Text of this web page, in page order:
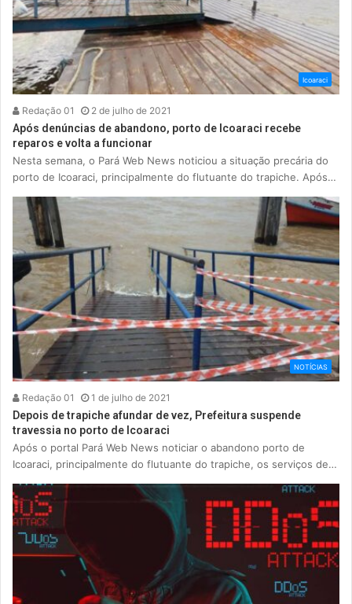
Icoaraci
Redação 01 2 de julho de 2021
Após denúncias de abandono, porto de Icoaraci recebe
reparos e volta a funcionar
Nesta semana, o Pará Web News noticiou a situação precária do
porto de Icoaraci, principalmente do flutuante do trapiche. Após…
NOTÍCIAS
Redação 01 1 de julho de 2021
Depois de trapiche afundar de vez, Prefeitura suspende
travessia no porto de Icoaraci
Após o portal Pará Web News noticiar o abandono porto de
Icoaraci, principalmente do flutuante do trapiche, os serviços de…